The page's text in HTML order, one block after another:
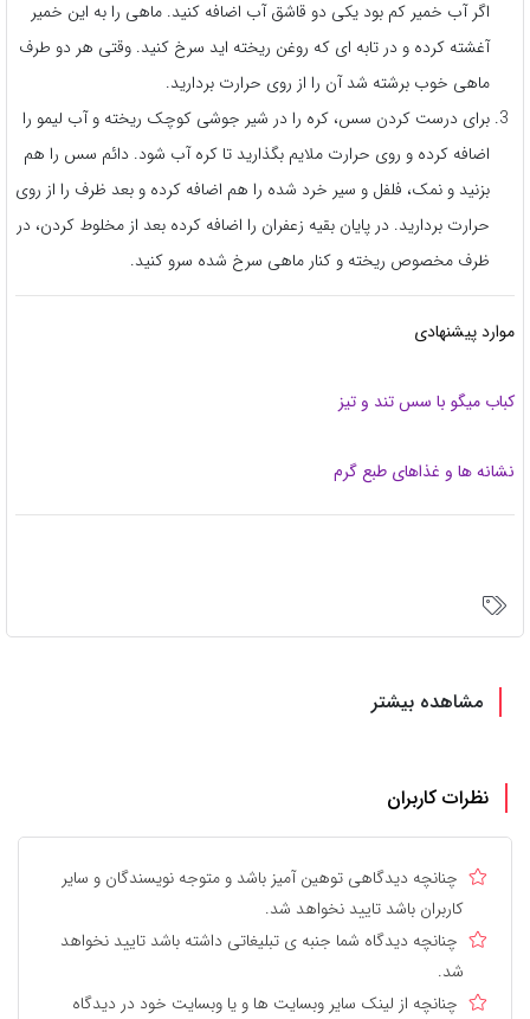
اگر آب خمیر کم بود یکی دو قاشق آب اضافه کنید. ماهی را به این خمیر
آغشته کرده و در تابه ای که روغن ریخته اید سرخ کنید. وقتی هر دو طرف
ماهی خوب برشته شد آن را از روی حرارت بردارید.
برای درست کردن سس، کره را در شیر جوشی کوچک ریخته و آب لیمو را
اضافه کرده و روی حرارت ملایم بگذارید تا کره آب شود. دائم سس را هم
بزنید و نمک، فلفل و سیر خرد شده را هم اضافه کرده و بعد ظرف را از روی
حرارت بردارید. در پایان بقیه زعفران را اضافه کرده بعد از مخلوط کردن، در
ظرف مخصوص ریخته و کنار ماهی سرخ شده سرو کنید.
موارد پیشنهادی
کباب میگو با سس تند و تیز
نشانه ها و غذاهای طبع گرم
مشاهده بیشتر
نظرات کاربران
چنانچه دیدگاهی توهین آمیز باشد و متوجه نویسندگان و سایر
کاربران باشد تایید نخواهد شد.
چنانچه دیدگاه شما جنبه ی تبلیغاتی داشته باشد تایید نخواهد
شد.
چنانچه از لینک سایر وبسایت ها و یا وبسایت خود در دیدگاه